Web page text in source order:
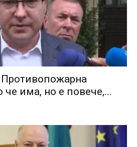
че има, но е повече,...